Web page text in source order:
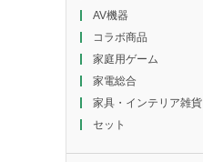
AV機器
コラボ商品
家庭用ゲーム
家電総合
家具・インテリア雑貨
セット